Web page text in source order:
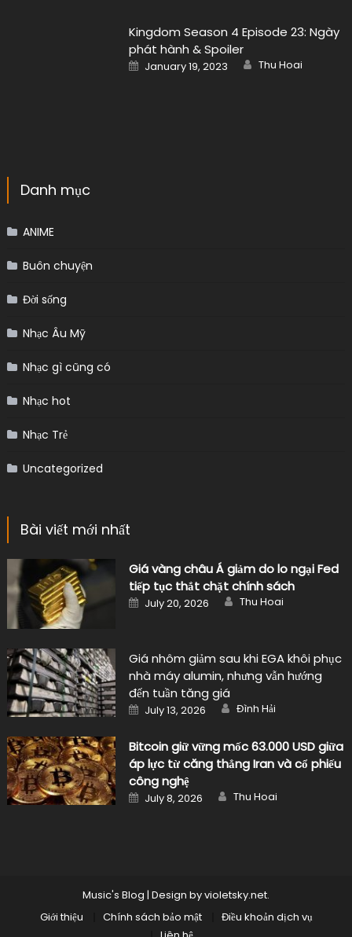
Kingdom Season 4 Episode 23: Ngày
phát hành & Spoiler
Posted
on
January 19, 2023 Author
Thu Hoai
Danh mục
ANIME
Buôn chuyện
Đời sống
Nhạc Âu Mỹ
Nhạc gì cũng có
Nhạc hot
Nhạc Trẻ
Uncategorized
Bài viết mới nhất
Giá vàng châu Á giảm do lo ngại Fed
tiếp tục thắt chặt chính sách
Posted
on
July 20, 2026 Author
Thu Hoai
Giá nhôm giảm sau khi EGA khôi phục
nhà máy alumin, nhưng vẫn hướng
đến tuần tăng giá
Posted
on
July 13, 2026 Author
Đình Hải
Bitcoin giữ vững mốc 63.000 USD giữa
áp lực từ căng thẳng Iran và cổ phiếu
công nghệ
Posted
on
July 8, 2026 Author
Thu Hoai
Music's Blog | Design byvioletsky.net.
Giới thiệu
Chính sách bảo mật
Điều khoản dịch vụ